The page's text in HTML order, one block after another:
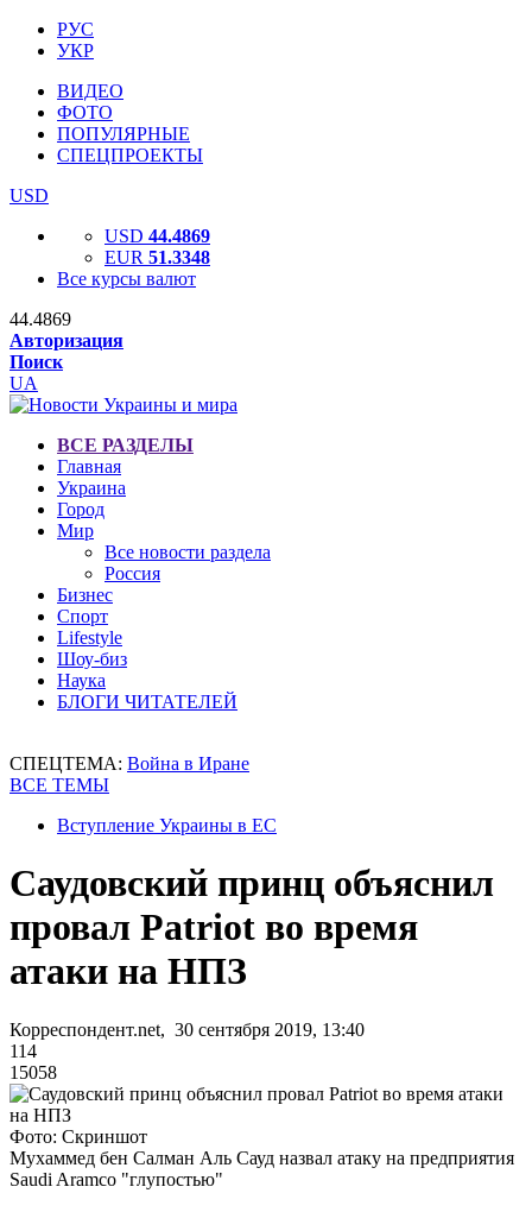
РУС
УКР
ВИДЕО
ФОТО
ПОПУЛЯРНЫЕ
СПЕЦПРОЕКТЫ
USD
USD 44.4869
EUR 51.3348
Все курсы валют
44.4869
Авторизация
Поиск
UA
ВСЕ РАЗДЕЛЫ
Главная
Украина
Город
Мир
Все новости раздела
Россия
Бизнес
Спорт
Lifestyle
Шоу-биз
Наука
БЛОГИ ЧИТАТЕЛЕЙ
СПЕЦТЕМА: Война в Иране
ВСЕ ТЕМЫ
Вступление Украины в ЕС
Саудовский принц объяснил
провал Patriot во время
атаки на НПЗ
Корреспондент.net, 30 сентября 2019, 13:40
114
15058
Фото: Скриншот
Мухаммед бен Салман Аль Сауд назвал атаку на предприятия
Saudi Aramco "глупостью"